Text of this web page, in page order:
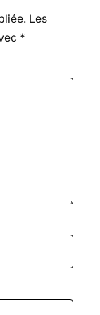
Les
*